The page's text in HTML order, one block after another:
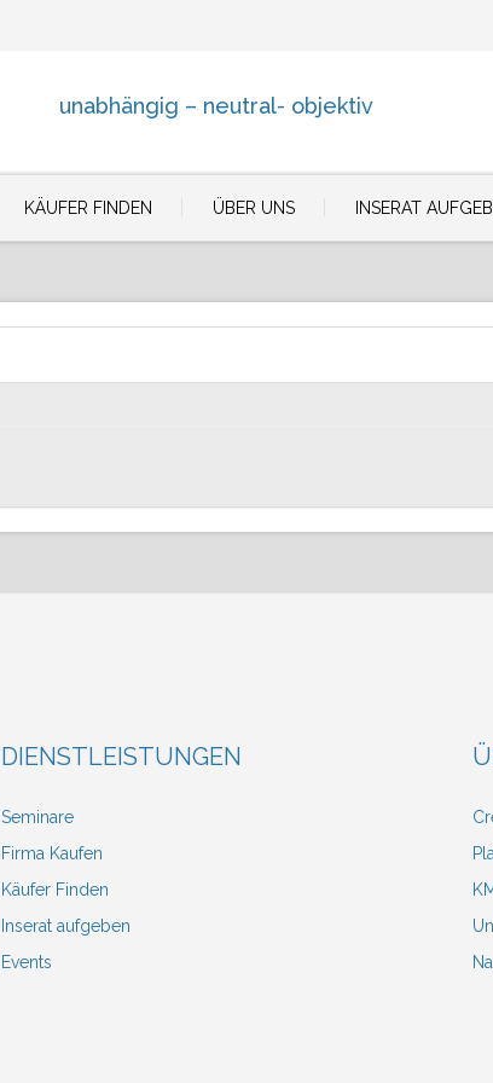
unabhängig – neutral- objektiv
KÄUFER FINDEN ÜBER UNS INSERAT
DIENSTLEISTUNGEN
Seminare
Firma Kaufen
Käufer Finden
Inserat aufgeben
Events